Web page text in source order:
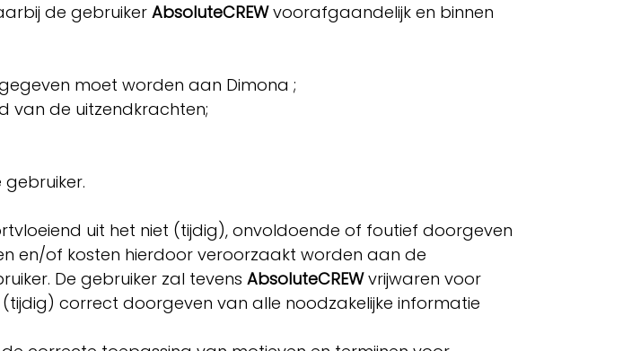
de gebruiker AbsoluteCREWvoorafgaandelijk en binnen
moet worden aan Dimona ;
van de uitzendkrachten;
uit het niet (tijdig), onvoldoende of foutief doorgeven
en/of kosten hierdoor veroorzaakt worden aan de
De gebruiker zal tevens AbsoluteCREWvrijwaren voor
correct doorgeven van alle noodzakelijke informatie